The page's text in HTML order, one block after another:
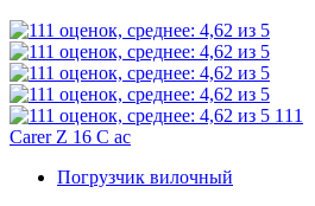
111
Carer Z 16 C ac
Погрузчик вилочный